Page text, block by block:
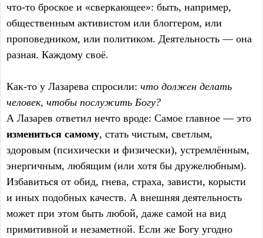
что-то броское и «сверкающее»: быть, например,
общественным активистом или блоггером, или
проповедником, или политиком. Деятельность — она
разная. Каждому своё.
Как-то у Лазарева спросили: что должен делать
человек, чтобы послужить Богу?
А Лазарев ответил нечто вроде: Самое главное — это
измениться самому, стать чистым, светлым,
здоровым (психически и физически), устремлённым,
энергичным, любящим (или хотя бы дружелюбным).
Избавиться от обид, гнева, страха, зависти, корысти
и иных подобных качеств. А внешняя деятельность
может при этом быть любой, даже самой на вид
примитивной и незаметной. Если же Богу угодно